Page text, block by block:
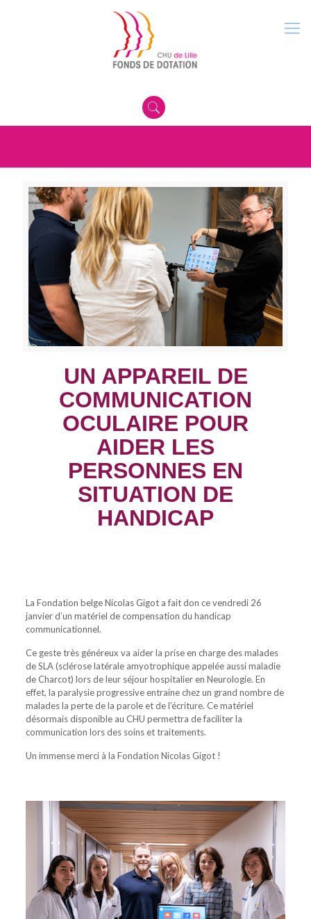
UN APPAREIL DE
COMMUNICATION
OCULAIRE POUR
AIDER LES
PERSONNES EN
SITUATION DE
HANDICAP
La Fondation belge Nicolas Gigot a fait don ce vendredi 26
janvier d’un matériel de compensation du handicap
communicationnel.
Ce geste très généreux va aider la prise en charge des malades
de SLA (sclérose latérale amyotrophique appelée aussi maladie
de Charcot) lors de leur séjour hospitalier en Neurologie. En
effet, la paralysie progressive entraine chez un grand nombre de
malades la perte de la parole et de l’écriture. Ce matériel
désormais disponible au CHU permettra de faciliter la
communication lors des soins et traitements.
Un immense merci à la Fondation Nicolas Gigot !